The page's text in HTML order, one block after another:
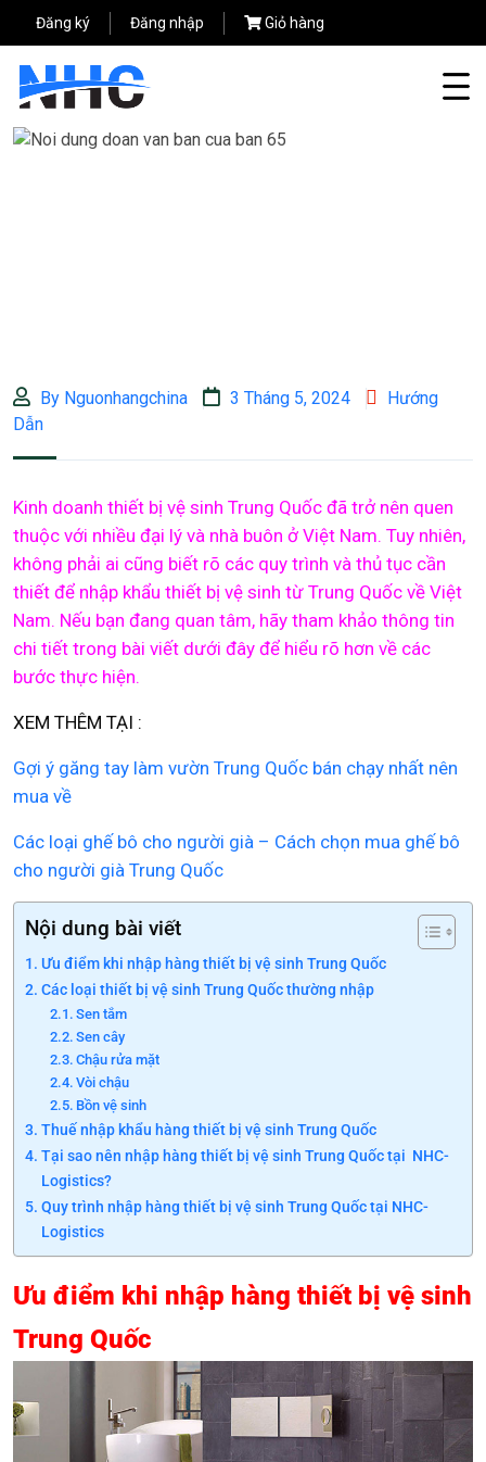
Đăng ký Đăng nhập Giỏ hàng
By Nguonhangchina 3 Tháng 5, 2024
Hướng
Dẫn
Kinh doanh thiết bị vệ sinh Trung Quốc đã trở nên quen
thuộc với nhiều đại lý và nhà buôn ở Việt Nam. Tuy nhiên,
không phải ai cũng biết rõ các quy trình và thủ tục cần
thiết để nhập khẩu thiết bị vệ sinh từ Trung Quốc về Việt
Nam. Nếu bạn đang quan tâm, hãy tham khảo thông tin
chi tiết trong bài viết dưới đây để hiểu rõ hơn về các
bước thực hiện.
XEM THÊM TẠI :
Gợi ý găng tay làm vườn Trung Quốc bán chạy nhất nên
mua về
Các loại ghế bô cho người già – Cách chọn mua ghế bô
cho người già Trung Quốc
Nội dung bài viết
Ưu điểm khi nhập hàng thiết bị vệ sinh Trung Quốc
Các loại thiết bị vệ sinh Trung Quốc thường nhập
Sen tắm
Sen cây
Chậu rửa mặt
Vòi chậu
Bồn vệ sinh
Thuế nhập khẩu hàng thiết bị vệ sinh Trung Quốc
Tại sao nên nhập hàng thiết bị vệ sinh Trung Quốc tại NHC-
Logistics?
Quy trình nhập hàng thiết bị vệ sinh Trung Quốc tại NHC-
Logistics
Ưu điểm khi nhập hàng thiết bị vệ sinh
Trung Quốc